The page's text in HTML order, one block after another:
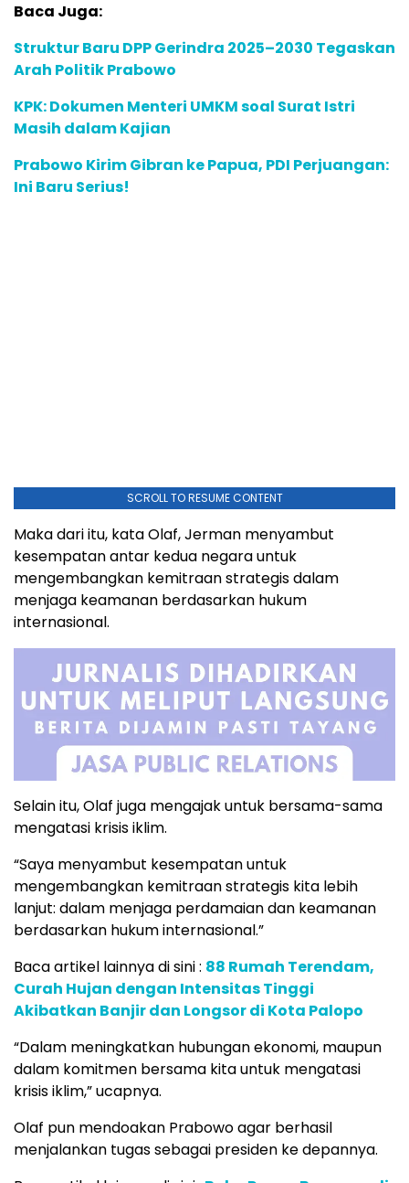
Baca Juga:
Struktur Baru DPP Gerindra 2025–2030 Tegaskan
Arah Politik Prabowo
KPK: Dokumen Menteri UMKM soal Surat Istri
Masih dalam Kajian
Prabowo Kirim Gibran ke Papua, PDI Perjuangan:
Ini Baru Serius!
SCROLL TO RESUME CONTENT
Maka dari itu, kata Olaf, Jerman menyambut
kesempatan antar kedua negara untuk
mengembangkan kemitraan strategis dalam
menjaga keamanan berdasarkan hukum
internasional.
Selain itu, Olaf juga mengajak untuk bersama-sama
mengatasi krisis iklim.
“Saya menyambut kesempatan untuk
mengembangkan kemitraan strategis kita lebih
lanjut: dalam menjaga perdamaian dan keamanan
berdasarkan hukum internasional.”
Baca artikel lainnya di sini : 88 Rumah Terendam,
Curah Hujan dengan Intensitas Tinggi
Akibatkan Banjir dan Longsor di Kota Palopo
“Dalam meningkatkan hubungan ekonomi, maupun
dalam komitmen bersama kita untuk mengatasi
krisis iklim,” ucapnya.
Olaf pun mendoakan Prabowo agar berhasil
menjalankan tugas sebagai presiden ke depannya.